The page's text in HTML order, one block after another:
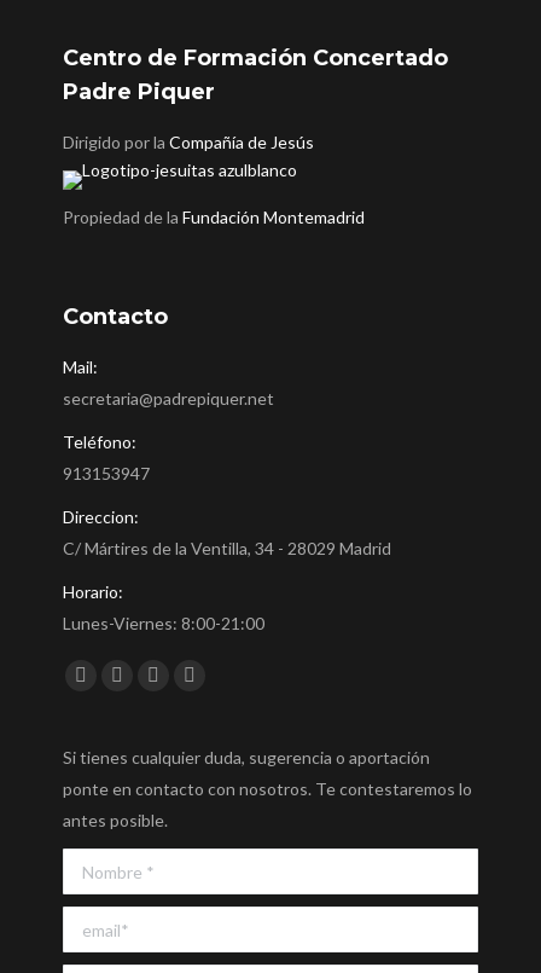
Centro de Formación Concertado
Padre Piquer
Dirigido por laCompañía de Jesús
Propiedad de laFundación Montemadrid
Contacto
Mail:
secretaria@padrepiquer.net
Teléfono:
913153947
Direccion:
C/ Mártires de la Ventilla, 34 - 28029 Madrid
Horario:
Lunes-Viernes: 8:00-21:00
Encuéntranos en:
Si tienes cualquier duda, sugerencia o aportación
ponte en contacto con nosotros. Te contestaremos lo
antes posible.